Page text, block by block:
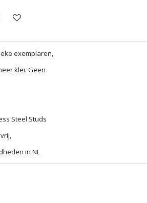
exemplaren,
klei. Geen
Steel Studs
in NL